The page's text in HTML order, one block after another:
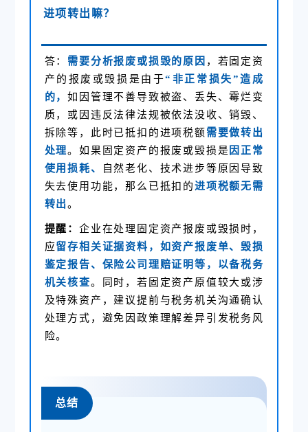
进项转出嘛？
答： 需要分析报废或损毁的原因 ，若固定资
产的报废或毁损是由于“非正常损失”造成
的，如因管理不善导致被盗、丢失、霉烂变
质，或因违反法律法规被依法没收、销毁、
拆除等，此时已抵扣的进项税额 需要做转出
处理。如果固定资产的报废或毁损是 因正常
使用损耗、
自然老化、技术进步等原因导致
失去使用功能，那么已抵扣的进项税额无需
转出。
提醒： 企业在处理固定资产报废或毁损时，
应留存相关证据资料，如资产报废单、毁损
鉴定报告、保险公司理赔证明等，以备税务
机关核查。同时，若固定资产原值较大或涉
及特殊资产，建议提前与税务机关沟通确认
处理方式，避免因政策理解差异引发税务风
险。
总结